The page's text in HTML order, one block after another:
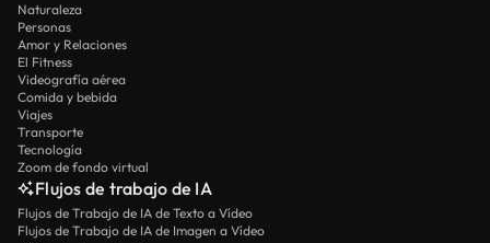
Naturaleza
Personas
Amor y Relaciones
El Fitness
Videografía aérea
Comida y bebida
Viajes
Transporte
Tecnología
Zoom de fondo virtual
Flujos de trabajo de IA
Flujos de Trabajo de IA de Texto a Vídeo
Flujos de Trabajo de IA de Imagen a Vídeo